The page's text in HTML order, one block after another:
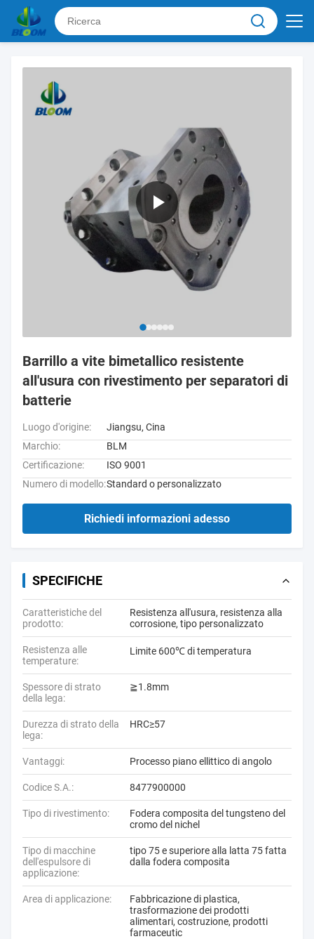
Barrillo a vite bimetallico resistente
all'usura con rivestimento per separatori di
batterie
Luogo d'origine:
Jiangsu, Cina
Marchio:
BLM
Certificazione:
ISO 9001
Numero di modello:Standard o personalizzato
Richiedi informazioni adesso
SPECIFICHE
Caratteristiche del
prodotto:
Resistenza all'usura, resistenza alla
corrosione, tipo personalizzato
Resistenza alle
temperature:
Limite 600℃ di temperatura
Spessore di strato
della lega:
≧1.8mm
Durezza di strato della
lega:
HRC≥57
Vantaggi: Processo piano ellittico di angolo
Codice S.A.: 8477900000
Tipo di rivestimento:
Fodera composita del tungsteno del
cromo del nichel
Tipo di macchine
dell'espulsore di
applicazione:
tipo 75 e superiore alla latta 75 fatta
dalla fodera composita
Area di applicazione:
Fabbricazione di plastica,
trasformazione dei prodotti
alimentari, costruzione, prodotti
farmaceutic